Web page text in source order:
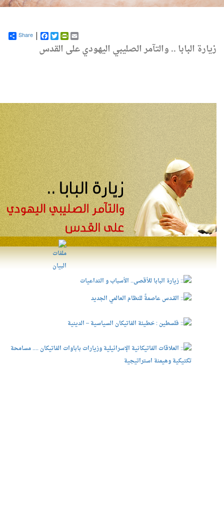
ShareFacebookTwitter
PrintFriendlyEmail
البابا .. والتآمر الصليبي اليهودي على القدس